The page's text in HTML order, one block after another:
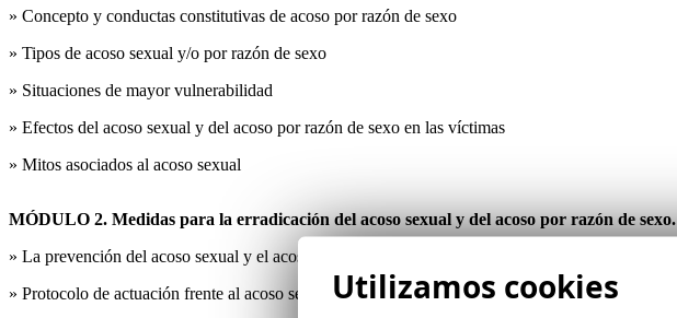
» Concepto y conductas constitutivas de acoso por razón de sexo
» Tipos de acoso sexual y/o por razón de sexo
» Situaciones de mayor vulnerabilidad
» Efectos del acoso sexual y del acoso por razón de sexo en las víctimas
» Mitos asociados al acoso sexual
MÓDULO 2. Medidas para la erradicación del acoso sexual y del acoso por razón de sexo.
» La prevención del acoso sexual y el acoso por razón de sexo
» Protocolo de actuación frente al acoso sexual
Utilizamos cookies